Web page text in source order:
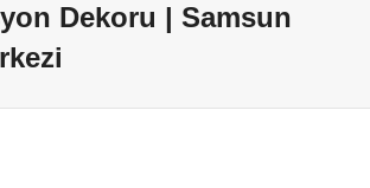
Dekoru | Samsun